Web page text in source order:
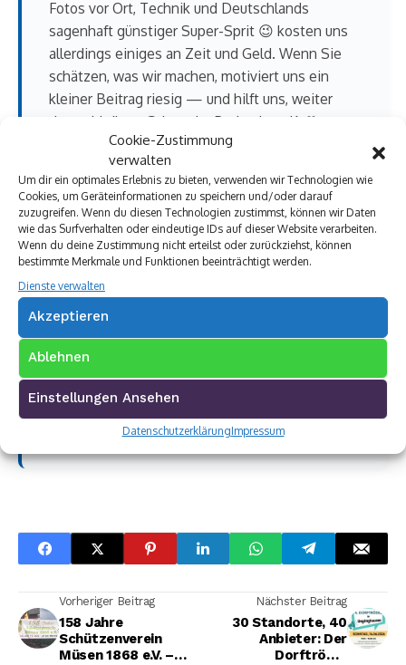
Cookie-Zustimmung
verwalten
Um dir ein optimales Erlebnis zu bieten, verwenden wir Technologien wie
Cookies, um Geräteinformationen zu speichern und/oder darauf
zuzugreifen. Wenn du diesen Technologien zustimmst, können wir Daten
wie das Surfverhalten oder eindeutige IDs auf dieser Website verarbeiten.
Wenn du deine Zustimmung nicht erteilst oder zurückziehst, können
bestimmte Merkmale und Funktionen beeinträchtigt werden.
Dienste verwalten
Akzeptieren
Ablehnen
Einstellungen Ansehen
DatenschutzerklärungImpressum
Fotos vor Ort, Technik und Deutschlands
sagenhaft günstiger Super-Sprit 😉 kosten uns
allerdings einiges an Zeit und Geld. Wenn Sie
schätzen, was wir machen, motiviert uns ein
kleiner Beitrag riesig — und hilft uns, weiter
dranzubleiben. Schon der Preis eines Kaffees
Beträge für Handys, Autos und
Mehrfamilienhäuser gehen natürlich auch 😉
5 € geben 20 € geben
50 € geben freier Betrag
regelmäßig
dass Sie wirSiegen lesen. 💙
Vorheriger Beitrag
158 Jahre
Schützenverein
Müsen 1868 e.V. –
Nächster Beitrag
30 Standorte, 40
Anbieter: Der
Dorftrödel